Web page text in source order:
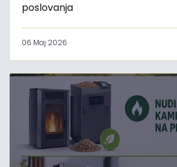
poslovanja
06 Maj 2026